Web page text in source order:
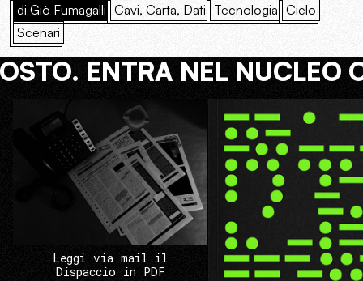
di Giò Fumagalli Cavi, Carta, Dati Tecnologia Cielo
Scenari
ENTRA NEL NUCLEO
Leggi via mail il
Dispaccio in PDF